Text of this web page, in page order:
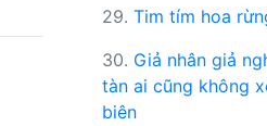
29. Tim tím hoa
30. Giả nhân giả
tàn ai cũng không
biên